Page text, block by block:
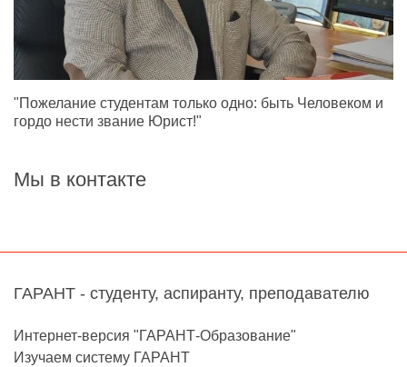
"Пожелание студентам только одно: быть Человеком и
гордо нести звание Юрист!"
Мы в контакте
ГАРАНТ - студенту, аспиранту, преподавателю
Интернет-версия "ГАРАНТ-Образование"
Изучаем систему ГАРАНТ